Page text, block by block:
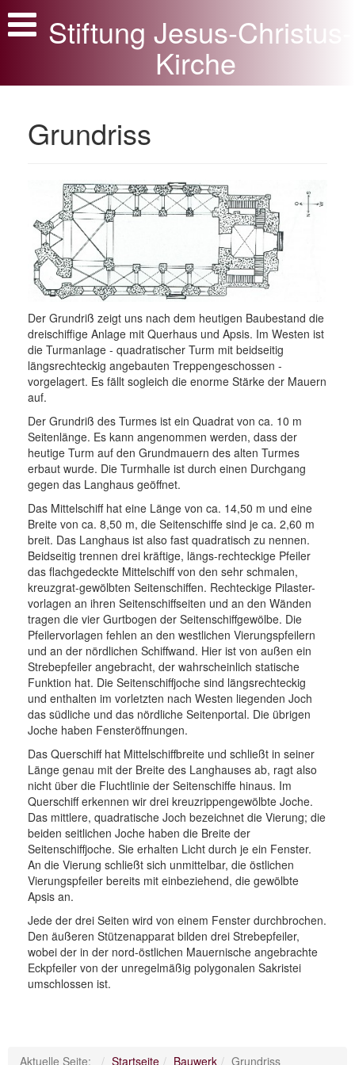
Aktuelles und Begrüßung
Steuertipp
Geschichte
Geschichtliche Dokumente
Bauwerk
Ausstattung
Apostelaltar
Der Dänische Prinz
Links
Feedback
Impressum
Stiftung Jesus-Christus-
Kirche
Grundriss
Der Grundriß zeigt uns nach dem heutigen Baubestand die
dreischiffige Anlage mit Querhaus und Apsis. Im Westen ist
die Turmanlage - quadratischer Turm mit beidseitig
längsrechteckig angebauten Treppengeschossen -
vorgelagert. Es fällt sogleich die enorme Stärke der Mauern
auf.
Der Grundriß des Turmes ist ein Quadrat von ca. 10 m
Seitenlänge. Es kann angenommen werden, dass der
heutige Turm auf den Grundmauern des alten Turmes
erbaut wurde. Die Turmhalle ist durch einen Durchgang
gegen das Langhaus geöffnet.
Das Mittelschiff hat eine Länge von ca. 14,50 m und eine
Breite von ca. 8,50 m, die Seitenschiffe sind je ca. 2,60 m
breit. Das Langhaus ist also fast quadratisch zu nennen.
Beidseitig trennen drei kräftige, längs-rechteckige Pfeiler
das flachgedeckte Mit­telschiff von den sehr schmalen,
kreuzgrat-gewölbten Seitenschiffen. Rechteckige Pilaster-
vorlagen an ihren Seitenschiffseiten und an den Wänden
tragen die vier Gurtbogen der Seitenschiffgewölbe. Die
Pfeilervorlagen fehlen an den westlichen Vierungspfeilern
und an der nördlichen Schiffwand. Hier ist von außen ein
Strebepfeiler angebracht, der wahrscheinlich statische
Funktion hat. Die Seitenschiffjoche sind längsrechteckig
und enthalten im vorletzten nach Westen liegenden Joch
das südliche und das nördliche Seitenportal. Die übrigen
Joche haben Fensteröffnungen.
Das Querschiff hat Mittelschiffbreite und schließt in seiner
Länge genau mit der Breite des Langhauses ab, ragt also
nicht über die Fluchtlinie der Seitenschiffe hinaus. Im
Querschiff erkennen wir drei kreuzrippengewölbte Joche.
Das mittlere, quadratische Joch bezeichnet die Vierung; die
beiden seitlichen Joche haben die Breite der
Seitenschiffjoche. Sie erhalten Licht durch je ein Fenster.
An die Vierung schließt sich unmittelbar, die östlichen
Vierungspfeiler bereits mit einbeziehend, die gewölbte
Apsis an.
Jede der drei Seiten wird von einem Fenster durchbrochen.
Den äußeren Stützenapparat bilden drei Strebepfeiler,
wobei der in der nord-östlichen Mauernische angebrachte
Eckpfeiler von der unregelmäßig polygonalen Sakristei
umschlossen ist.
Aktuelle Seite: Startseite Bauwerk Grundriss